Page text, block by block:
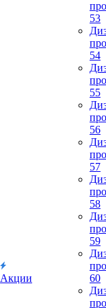
Акции
53
54
55
56
57
58
59
60